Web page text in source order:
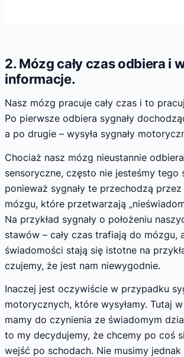
2. Mózg cały czas odbiera i
informacje.
Nasz mózg pracuje cały czas i to
Po pierwsze odbiera sygnały
a po drugie – wysyła sygnały
Chociaż nasz mózg nieustannie
sensoryczne, często nie jesteśmy tego
ponieważ sygnały te przechodzą
mózgu, które przetwarzają
Na przykład sygnały o położeniu
stawów – cały czas trafiają do mózgu,
świadomości stają się istotne na
czujemy, że jest nam niewygodnie.
Inaczej jest oczywiście w przypadku
motorycznych, które wysyłamy. Tutaj
mamy do czynienia ze świadomym
to my decydujemy, że chcemy po coś
wejść po schodach. Nie musimy jednak